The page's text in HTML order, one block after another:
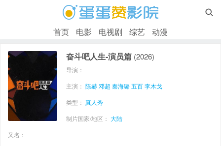

首页 电影 电视剧 综艺 动漫
奋斗吧人生-演员篇 (2026)
导演：
主演： 陈赫 邓超 秦海璐五百李木戈
类型： 真人秀
制片国家/地区： 大陆
又名：